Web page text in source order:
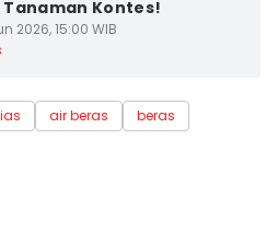
Tanaman Kontes!
2026, 15:00 WIB
air beras
beras